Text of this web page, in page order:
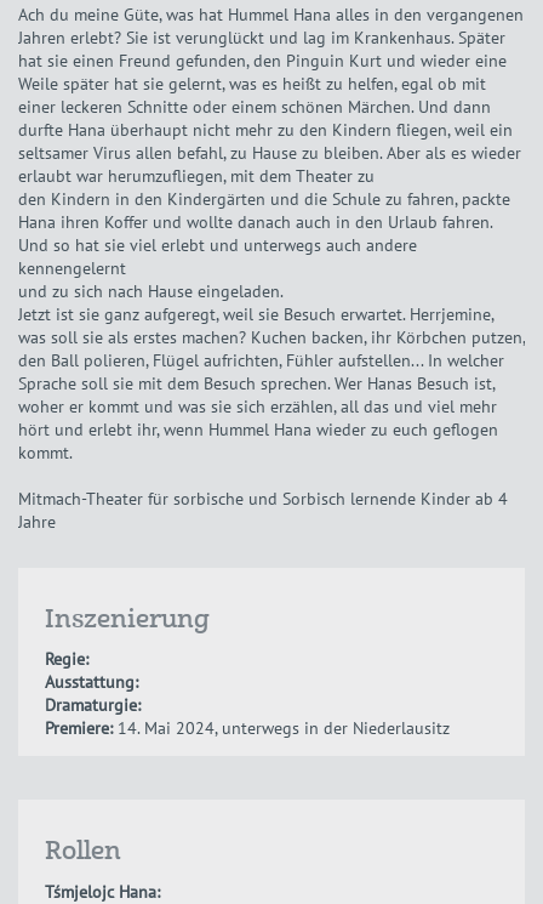
Ach du meine Güte, was hat Hummel Hana alles in den vergangenen
Jahren erlebt? Sie ist verunglückt und lag im Krankenhaus. Später
hat sie einen Freund gefunden, den Pinguin Kurt und wieder eine
Weile später hat sie gelernt, was es heißt zu helfen, egal ob mit
einer leckeren Schnitte oder einem schönen Märchen. Und dann
durfte Hana überhaupt nicht mehr zu den Kindern fliegen, weil ein
seltsamer Virus allen befahl, zu Hause zu bleiben. Aber als es wieder
erlaubt war herumzufliegen, mit dem Theater zu
den Kindern in den Kindergärten und die Schule zu fahren, packte
Hana ihren Koffer und wollte danach auch in den Urlaub fahren.
Und so hat sie viel erlebt und unterwegs auch andere
kennengelernt
und zu sich nach Hause eingeladen.
Jetzt ist sie ganz aufgeregt, weil sie Besuch erwartet. Herrjemine,
was soll sie als erstes machen? Kuchen backen, ihr Körbchen putzen,
den Ball polieren, Flügel aufrichten, Fühler aufstellen... In welcher
Sprache soll sie mit dem Besuch sprechen. Wer Hanas Besuch ist,
woher er kommt und was sie sich erzählen, all das und viel mehr
hört und erlebt ihr, wenn Hummel Hana wieder zu euch geflogen
kommt.
Mitmach-Theater für sorbische und Sorbisch lernende Kinder ab 4
Jahre
Inszenierung
Regie:
Ausstattung:
Dramaturgie:
Premiere:14. Mai 2024, unterwegs in der Niederlausitz
Rollen
Tśmjelojc Hana: